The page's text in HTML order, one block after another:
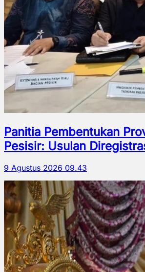
Panitia Pembentukan
Pesisir: Usulan
9 Agustus 2026 09.43